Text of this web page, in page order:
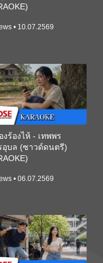
• 10.07.2569
งร้องไห้ - เทพพร
อุบล (ซาวด์ดนตรี)
• 06.07.2569